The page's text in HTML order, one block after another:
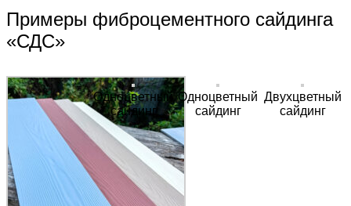
Примеры фиброцементного сайдинга
«СДС»
Одноцветный
сайдинг
Одноцветный
сайдинг
Двухцветный
сайдинг